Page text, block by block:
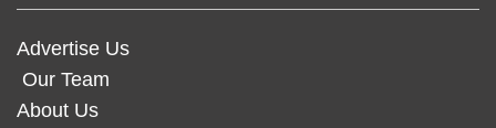
Advertise Us
Our Team
About Us